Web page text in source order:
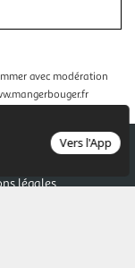
Vers l'App
avec modération
légales